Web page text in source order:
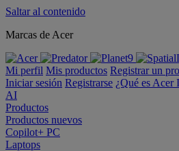
Saltar al contenido
Marcas de Acer
Mi perfil Mis productos Registrar un
Iniciar sesión Registrarse ¿Qué es Acer
AI
Productos
Productos nuevos
Copilot+ PC
Laptops